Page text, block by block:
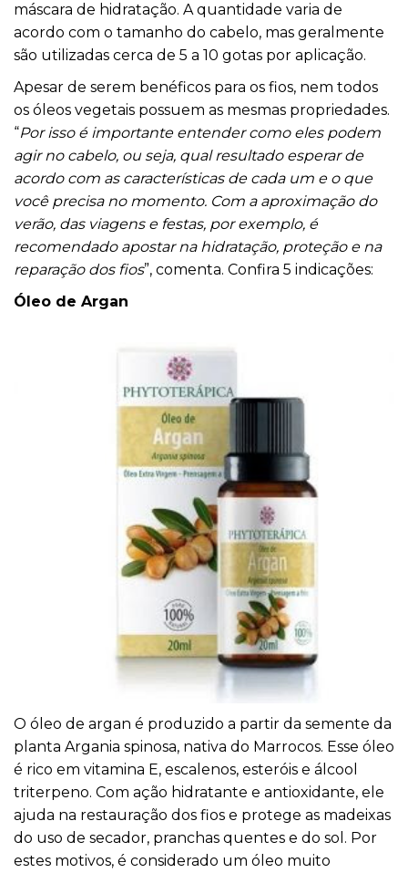
máscara de hidratação. A quantidade varia de
acordo com o tamanho do cabelo, mas geralmente
são utilizadas cerca de 5 a 10 gotas por aplicação.
Apesar de serem benéficos para os fios, nem todos
os óleos vegetais possuem as mesmas propriedades.
“Por isso é importante entender como eles podem
agir no cabelo, ou seja, qual resultado esperar de
acordo com as características de cada um e o que
você precisa no momento. Com a aproximação do
verão, das viagens e festas, por exemplo, é
recomendado apostar na hidratação, proteção e na
reparação dos fios”, comenta. Confira 5 indicações:
Óleo de Argan
O óleo de argan é produzido a partir da semente da
planta Argania spinosa, nativa do Marrocos. Esse óleo
é rico em vitamina E, escalenos, esteróis e álcool
triterpeno. Com ação hidratante e antioxidante, ele
ajuda na restauração dos fios e protege as madeixas
do uso de secador, pranchas quentes e do sol. Por
estes motivos, é considerado um óleo muito